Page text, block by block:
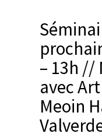
r
– 13h //
avec
Meoin